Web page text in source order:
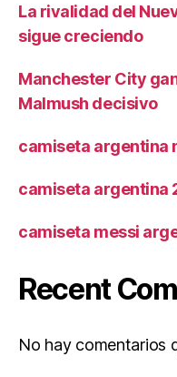
La rivalidad del
sigue creciendo
Manchester City
Malmush decisivo
camiseta argentina
camiseta argentina
camiseta messi
Recent
No hay comentarios